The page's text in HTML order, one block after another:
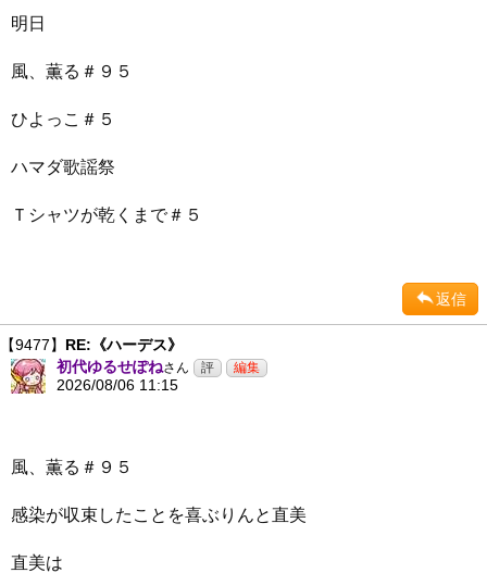
明日
風、薫る＃９５
ひよっこ＃５
ハマダ歌謡祭
Ｔシャツが乾くまで＃５
返信
【9477】 RE:《ハーデス》
初代ゆるせぽねさん
2026/08/06 11:15
風、薫る＃９５
感染が収束したことを喜ぶりんと直美
直美は